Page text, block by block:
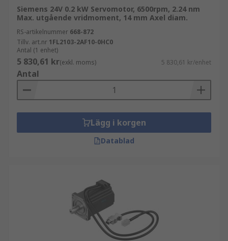
Siemens 24V 0.2 kW Servomotor, 6500rpm, 2.24 nm
Max. utgående vridmoment, 14 mm Axel diam.
RS-artikelnummer 668-872
Tillv. art.nr 1FL2103-2AF10-0HC0
Antal (1 enhet)
5 830,61 kr(exkl. moms) 5 830,61 kr/enhet
Antal
Lägg i korgen
Datablad